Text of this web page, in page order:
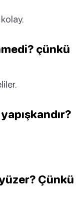
çünkü
Çünkü